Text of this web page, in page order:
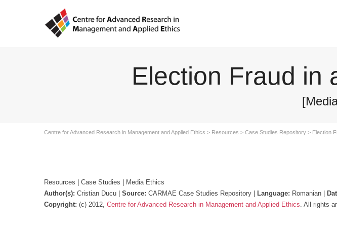
Election Fraud in
Centre for Advanced Research in Management and Applied Ethics > Resources > Case Studies Repository > Election
Resources | Case Studies | Media Ethics
Author(s): Cristian Ducu | Source: CARMAE Case Studies Repository | Language: Romanian |
Copyright: (c) 2012, Centre for Advanced Research in Management and Applied Ethics . All rights